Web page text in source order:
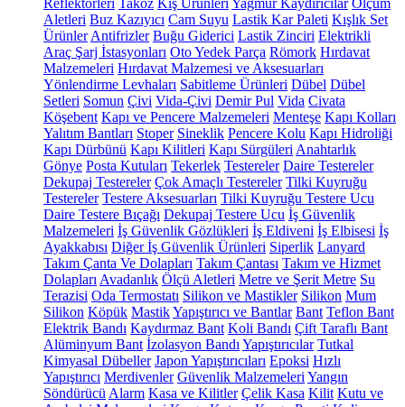
Reflektörleri Takoz Kış Ürünleri Yağmur Kaydırıcılar Ölçüm
Aletleri Buz Kazıyıcı Cam Suyu Lastik Kar Paleti Kışlık Set
Ürünler Antifrizler Buğu Giderici Lastik Zinciri Elektrikli
Araç Şarj İstasyonları Oto Yedek Parça Römork Hırdavat
Malzemeleri Hırdavat Malzemesi ve Aksesuarları
Yönlendirme Levhaları Sabitleme Ürünleri Dübel Dübel
Setleri Somun Çivi Vida-Çivi Demir Pul Vida Civata
Köşebent Kapı ve Pencere Malzemeleri Menteşe Kapı Kolları
Yalıtım Bantları Stoper Sineklik Pencere Kolu Kapı Hidroliği
Kapı Dürbünü Kapı Kilitleri Kapı Sürgüleri Anahtarlık
Gönye Posta Kutuları Tekerlek Testereler Daire Testereler
Dekupaj Testereler Çok Amaçlı Testereler Tilki Kuyruğu
Testereler Testere Aksesuarları Tilki Kuyruğu Testere Ucu
Daire Testere Bıçağı Dekupaj Testere Ucu İş Güvenlik
Malzemeleri İş Güvenlik Gözlükleri İş Eldiveni İş Elbisesi İş
Ayakkabısı Diğer İş Güvenlik Ürünleri Siperlik Lanyard
Takım Çanta Ve Dolapları Takım Çantası Takım ve Hizmet
Dolapları Avadanlık Ölçü Aletleri Metre ve Şerit Metre Su
Terazisi Oda Termostatı Silikon ve Mastikler Silikon Mum
Silikon Köpük MastikYapıştırıcı ve Bantlar Bant Teflon Bant
Elektrik Bandı Kaydırmaz Bant Koli Bandı Çift Taraflı Bant
Alüminyum Bant İzolasyon Bandı Yapıştırıcılar Tutkal
Kimyasal Dübeller Japon Yapıştırıcıları Epoksi Hızlı
Yapıştırıcı Merdivenler Güvenlik Malzemeleri Yangın
Söndürücü Alarm Kasa ve Kilitler Çelik Kasa Kilit Kutu ve